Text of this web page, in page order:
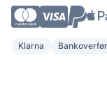
Klarna